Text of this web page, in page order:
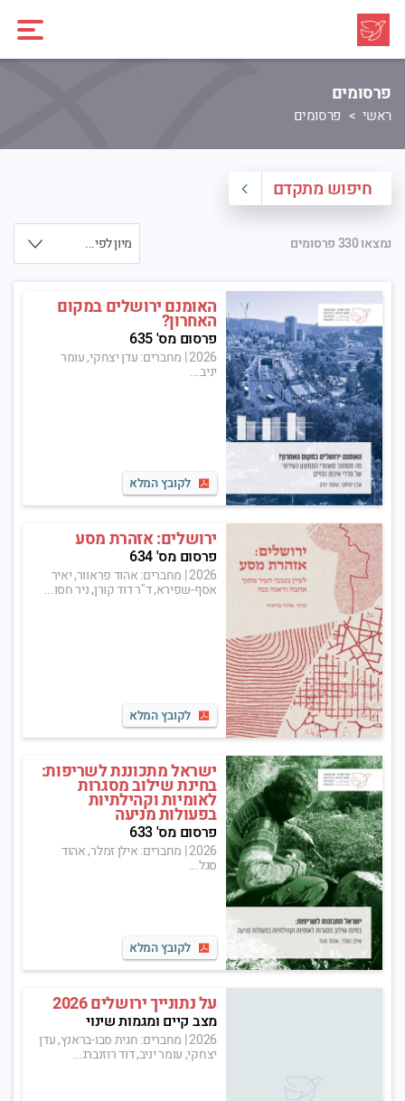
פרסומים
ראשי פרסומים
חיפוש מתקדם
נמצאו 330 פרסומים מיון לפי...
האומנם ירושלים במקום
האחרון?
פרסום מס' 635
2026
| מחברים: עדן יצחקי, עומר
יניב...
לקובץ המלא
ירושלים: אזהרת מסע
פרסום מס' 634
2026
| מחברים: אהוד פראוור, יאיר
אסף-שפירא, ד"ר דוד קורן, ניר חסו...
לקובץ המלא
ישראל מתכוננת לשריפות:
בחינת שילוב מסגרות
לאומיות וקהילתיות
בפעולות מניעה
פרסום מס' 633
2026
| מחברים: אילן זמלר, אהוד
סגל...
לקובץ המלא
על נתונייך ירושלים 2026
מצב קיים ומגמות שינוי
2026
| מחברים: חגית סבו-בראנץ, עדן
יצחקי, עומר יניב, דוד רוזנברג...